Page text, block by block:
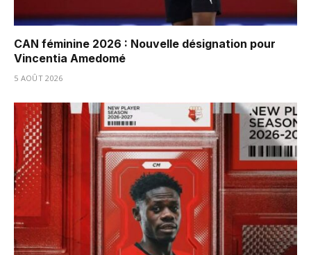
CAN féminine 2026 : Nouvelle désignation pour
Vincentia Amedomé
5 AOÛT 2026